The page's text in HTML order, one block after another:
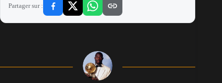
Partager sur :